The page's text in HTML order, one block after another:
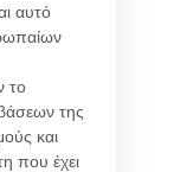
αυτό
το
της
και
που έχει